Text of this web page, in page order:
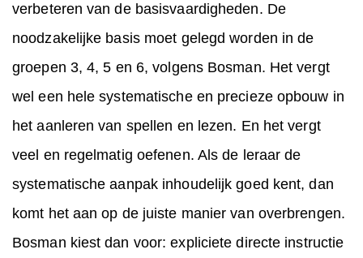
verbeteren van de basisvaardigheden. De
noodzakelijke basis moet gelegd worden in de
groepen 3, 4, 5 en 6, volgens Bosman. Het vergt
wel een hele systematische en precieze opbouw in
het aanleren van spellen en lezen. En het vergt
veel en regelmatig oefenen. Als de leraar de
systematische aanpak inhoudelijk goed kent, dan
komt het aan op de juiste manier van overbrengen.
Bosman kiest dan voor: expliciete directe instructie